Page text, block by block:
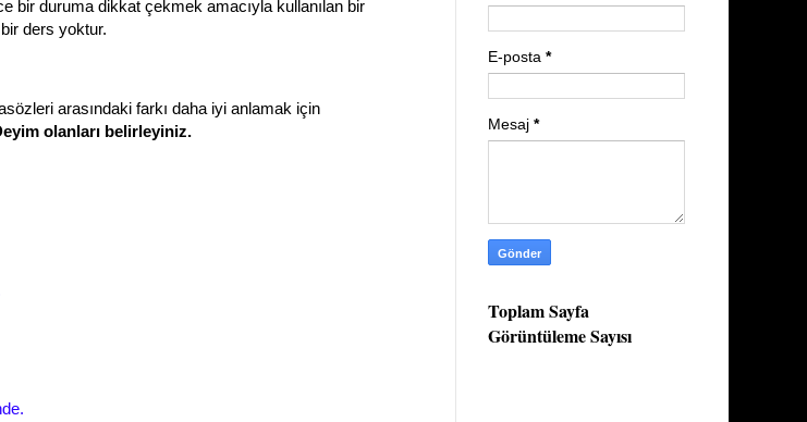
bir duruma dikkat çekmek amacıyla kullanılan bir
ders yoktur.
arasındaki farkı daha iyi anlamak için
olanları belirleyiniz.
E-posta *
Mesaj *
Toplam Sayfa
Görüntüleme Sayısı